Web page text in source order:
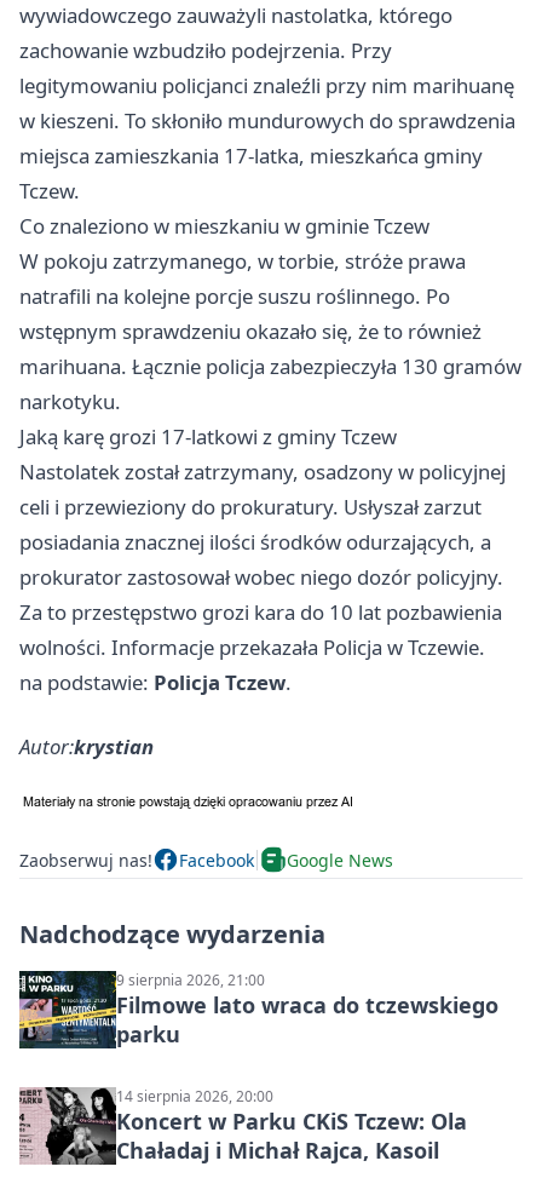
wywiadowczego zauważyli nastolatka, którego
zachowanie wzbudziło podejrzenia. Przy
legitymowaniu policjanci znaleźli przy nim marihuanę
w kieszeni. To skłoniło mundurowych do sprawdzenia
miejsca zamieszkania 17-latka, mieszkańca gminy
Tczew.
Co znaleziono w mieszkaniu w gminie Tczew
W pokoju zatrzymanego, w torbie, stróże prawa
natrafili na kolejne porcje suszu roślinnego. Po
wstępnym sprawdzeniu okazało się, że to również
marihuana. Łącznie policja zabezpieczyła 130 gramów
narkotyku.
Jaką karę grozi 17-latkowi z gminy Tczew
Nastolatek został zatrzymany, osadzony w policyjnej
celi i przewieziony do prokuratury. Usłyszał zarzut
posiadania znacznej ilości środków odurzających, a
prokurator zastosował wobec niego dozór policyjny.
Za to przestępstwo grozi kara do 10 lat pozbawienia
wolności. Informacje przekazała Policja w Tczewie.
na podstawie: Policja Tczew.
Autor:krystian
Zaobserwuj nas! Facebook Google News
Nadchodzące wydarzenia
9 sierpnia 2026, 21:00
Filmowe lato wraca do tczewskiego
parku
14 sierpnia 2026, 20:00
Koncert w Parku CKiS Tczew: Ola
Chaładaj i Michał Rajca, Kasoil